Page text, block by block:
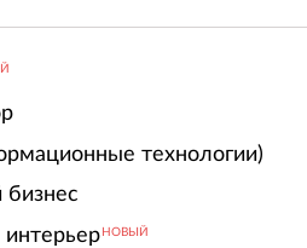
технологии)
бизнес
НОВЫЙ